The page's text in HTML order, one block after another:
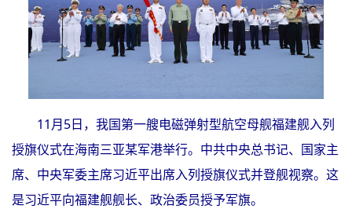
11月5日，我国第一艘电磁弹射型航空母舰福建舰入列
授旗仪式在海南三亚某军港举行。中共中央总书记、国家主
席、中央军委主席习近平出席入列授旗仪式并登舰视察。这
是习近平向福建舰舰长、政治委员授予军旗。